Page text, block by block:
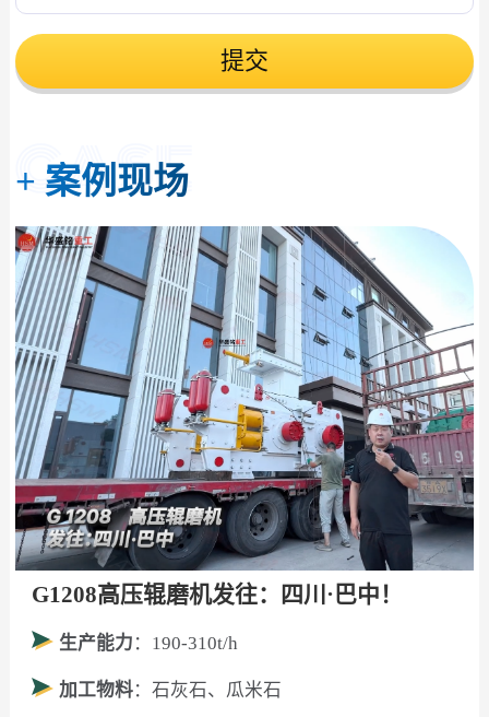
提交
+ 案例现场
G1208高压辊磨机发往：四川·巴中！
生产能力 ：190-310t/h
加工物料：石灰石、瓜米石